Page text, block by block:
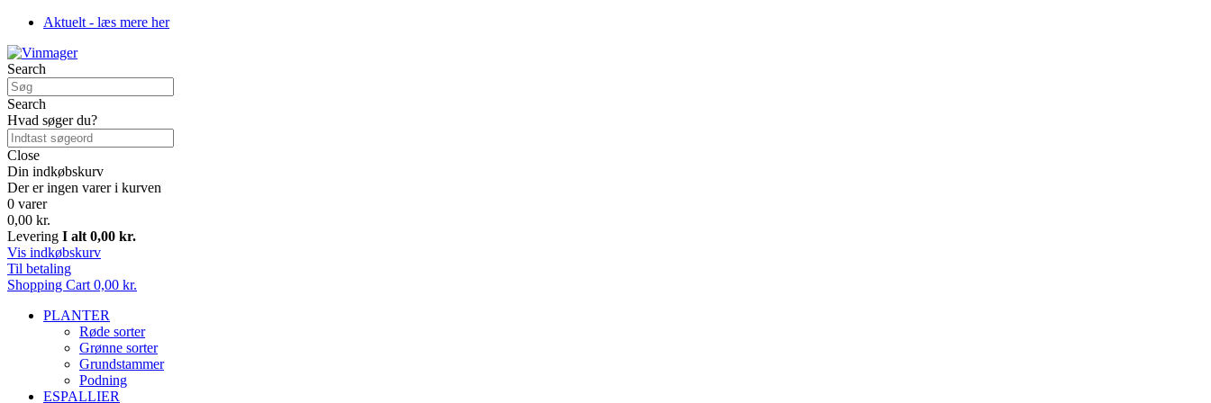
Aktuelt - læs mere her
Search
Search
Hvad søger du?
Close
Din indkøbskurv
Der er ingen varer i kurven
0 varer
0,00 kr.
Levering I alt 0,00 kr.
Vis indkøbskurv
Til betaling
Shopping Cart 0,00 kr.
PLANTER
Røde sorter
Grønne sorter
Grundstammer
Podning
ESPALLIER